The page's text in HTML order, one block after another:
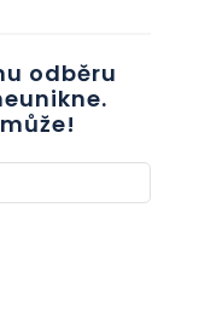
odběru